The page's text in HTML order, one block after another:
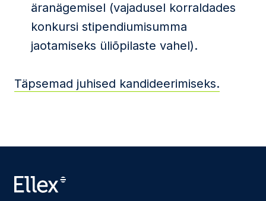
äranägemisel (vajadusel korraldades
konkursi stipendiumisumma
jaotamiseks üliõpilaste vahel).
Täpsemad juhised kandideerimiseks.